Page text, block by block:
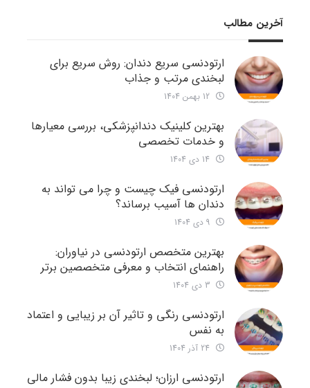
آخرین مطالب
ارتودنسی سریع دندان: روش سریع برای
لبخندی مرتب و جذاب
بهترین کلینیک دندانپزشکی، بررسی معیارها
و خدمات تخصصی
ارتودنسی فیک چیست و چرا می تواند به
دندان ها آسیب برساند؟
بهترین متخصص ارتودنسی در نیاوران:
راهنمای انتخاب و معرفی متخصصین برتر
ارتودنسی رنگی و تاثیر آن بر زیبایی و اعتماد
به نفس
ارتودنسی ارزان؛ لبخندی زیبا بدون فشار مالی